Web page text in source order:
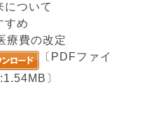
ついて
すめ
療費の改定
〔PDFファイ
〕